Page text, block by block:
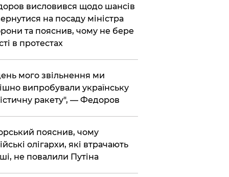
висловився щодо шансів
на посаду міністра
та пояснив, чому не бере
в протестах
мого звільнення ми
випробували українську
ракету", — Федоров
пояснив, чому
олігархи, які втрачають
не повалили Путіна